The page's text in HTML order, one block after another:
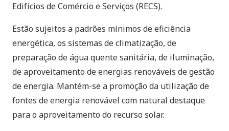
Edifícios de Comércio e Serviços (RECS).
Estão sujeitos a padrões mínimos de eficiência
energética, os sistemas de climatização, de
preparação de água quente sanitária, de iluminação,
de aproveitamento de energias renováveis de gestão
de energia. Mantém-se a promoção da utilização de
fontes de energia renovável com natural destaque
para o aproveitamento do recurso solar.